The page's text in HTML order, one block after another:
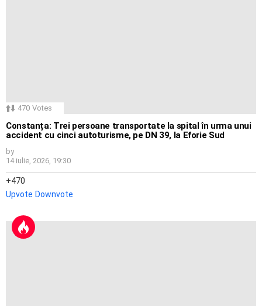
470 Votes
Constanța: Trei persoane transportate la spital în urma unui
accident cu cinci autoturisme, pe DN 39, la Eforie Sud
by
14 iulie, 2026, 19:30
470
Upvote Downvote